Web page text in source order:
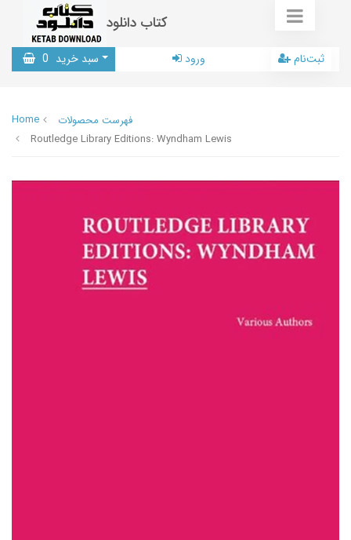
کتاب دانلود
سبد خرید 0 ورود ثبت‌نام
Home
فهرست محصولات
Routledge Library Editions: Wyndham Lewis